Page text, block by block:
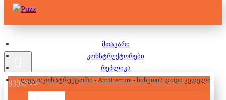
ყველა
მთავარი
კონსტრუქტორები
რეპლიკა
ლეგო/კონსტრუქტორი - Architecture - ჩინეთის დიდი კედელი